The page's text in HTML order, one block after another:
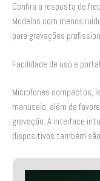
Confira a resposta de
Modelos com menos
para gravações
Facilidade de uso e
Microfones compactos,
manuseio, além de
gravação. A interface
dispositivos também